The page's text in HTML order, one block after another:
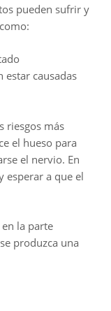
pueden sufrir y
estar causadas
riesgos más
el hueso para
el nervio. En
esperar a que el
la parte
produzca una